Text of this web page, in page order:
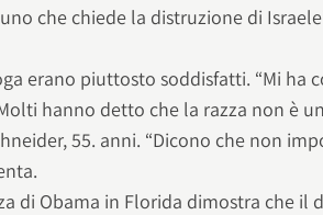
che chiede la distruzione di
erano piuttosto soddisfatti. “Mi ha
hanno detto che la razza non è
55. anni. “Dicono che non
di Obama in Florida dimostra che il